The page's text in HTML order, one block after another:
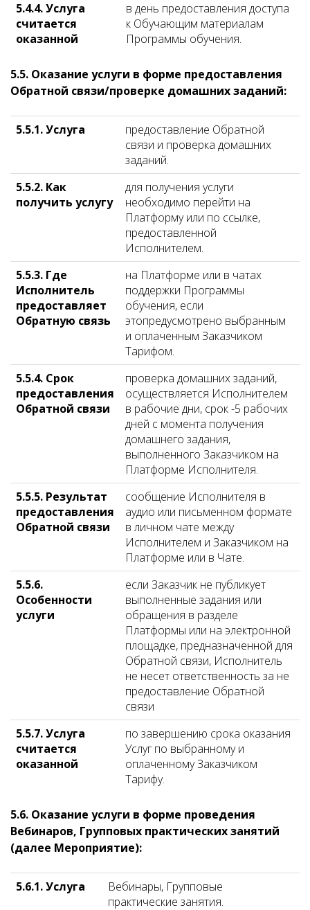
5.4.4. Услуга
считается
оказанной
в день предоставления доступа
к Обучающим материалам
Программы обучения.
5.5. Оказание услуги в форме предоставления
Обратной связи/проверке домашних заданий:
5.5.1. Услуга
предоставление Обратной
связи и проверка домашних
заданий.
5.5.2. Как
получить услугу
для получения услуги
необходимо перейти на
Платформу или по ссылке,
предоставленной
Исполнителем.
5.5.3. Где
Исполнитель
предоставляет
Обратную связь
на Платформе или в чатах
поддержки Программы
обучения, если
этопредусмотрено выбранным
и оплаченным Заказчиком
Тарифом.
5.5.4. Срок
предоставления
Обратной связи
проверка домашних заданий,
осуществляется Исполнителем
в рабочие дни, срок -5 рабочих
дней с момента получения
домашнего задания,
выполненного Заказчиком на
Платформе Исполнителя.
5.5.5. Результат
предоставления
Обратной связи
сообщение Исполнителя в
аудио или письменном формате
в личном чате между
Исполнителем и Заказчиком на
Платформе или в Чате.
5.5.6.
Особенности
услуги
если Заказчик не публикует
выполненные задания или
обращения в разделе
Платформы или на электронной
площадке, предназначенной для
Обратной связи, Исполнитель
не несет ответственность за не
предоставление Обратной
связи
5.5.7. Услуга
считается
оказанной
по завершению срока оказания
Услуг по выбранному и
оплаченному Заказчиком
Тарифу.
5.6. Оказание услуги в форме проведения
Вебинаров, Групповых практических занятий
(далее Мероприятие):
5.6.1. Услуга
Вебинары, Групповые
практические занятия.